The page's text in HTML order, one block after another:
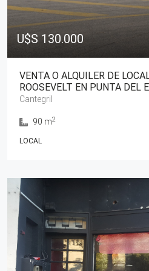
U$S 130.000
VENTA O ALQUILER DE
ROOSEVELT EN PUNTA DEL
Cantegril
90 m2
LOCAL